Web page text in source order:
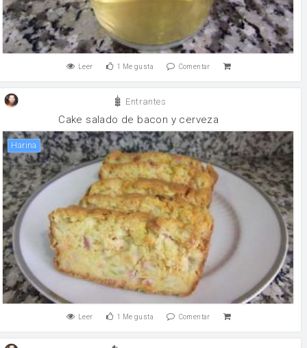
Leer 1 Me gusta Comentar
Entrantes
Cake salado de bacon y cerveza
harina
Leer 1 Me gusta Comentar